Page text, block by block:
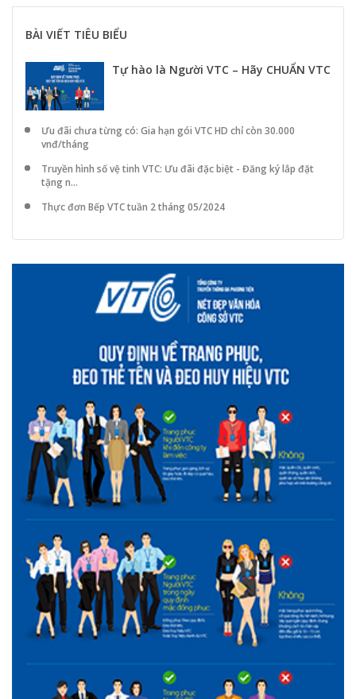
BÀI VIẾT TIÊU BIỂU
Tự hào là Người VTC – Hãy CHUẨN VTC
Ưu đãi chưa từng có: Gia hạn gói VTC HD chỉ còn 30.000
vnđ/tháng
Truyền hình số vệ tinh VTC: Ưu đãi đặc biệt - Đăng ký lắp đặt
tặng n...
Thực đơn Bếp VTC tuần 2 tháng 05/2024